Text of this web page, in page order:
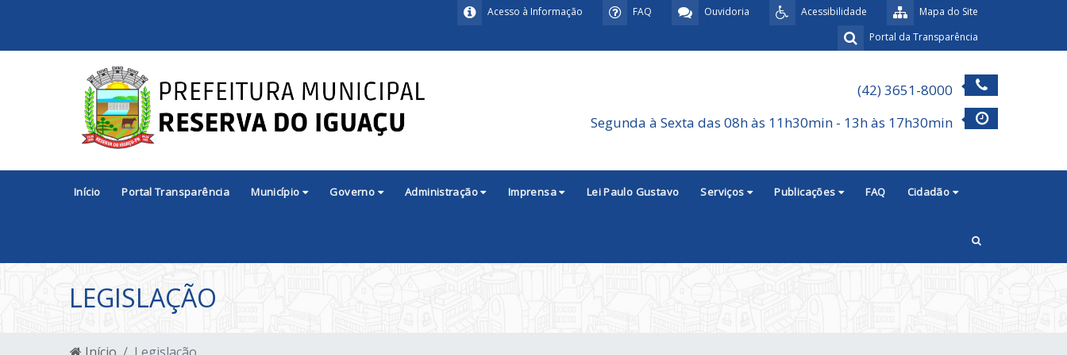
Mapa do Site
Acessibilidade
Ouvidoria
FAQ
Acesso à Informação
Portal da Transparência
(42) 3651-8000
Segunda à Sexta das 08h às 11h30min - 13h às 17h30min
Início Portal Transparência Município Governo Administração Imprensa Lei Paulo Gustavo Serviços Publicações FAQ Cidadão
LEGISLAÇÃO
Início Legislação